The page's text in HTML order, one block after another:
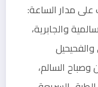
مدار الساعة:
والجابرية،
والفحيحيل
وصباح السالم،